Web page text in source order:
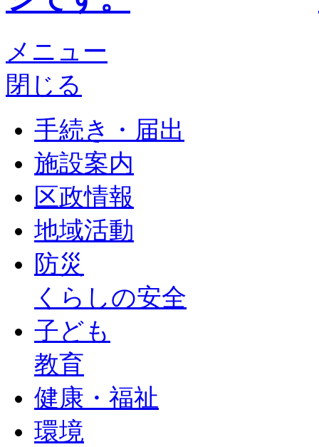
メニュー
閉じる
手続き・届出
施設案内
区政情報
地域活動
防災
くらしの安全
子ども
教育
健康・福祉
環境